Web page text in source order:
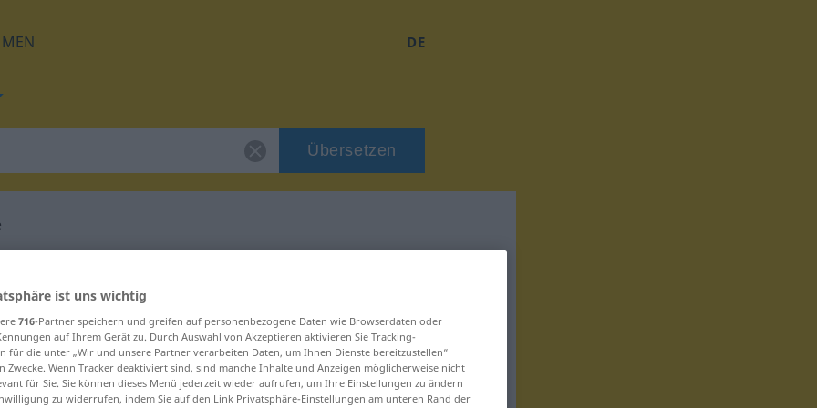
DE
Übersetzen
"reihenweise"
ist uns wichtig
716-Partner speichern und greifen auf personenbezogene Daten wie Browserdaten oder
auf Ihrem Gerät zu. Durch Auswahl von Akzeptieren aktivieren Sie Tracking-
für die unter „Wir und unsere Partner verarbeiten Daten, um Ihnen Dienste bereitzustellen“
Zwecke. Wenn Tracker deaktiviert sind, sind manche Inhalte und Anzeigen möglicherweise nicht
für Sie. Sie können dieses Menü jederzeit wieder aufrufen, um Ihre Einstellungen zu ändern
zu widerrufen, indem Sie auf den Link Privatsphäre-Einstellungen am unteren Rand der